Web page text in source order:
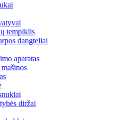
tempiklis
dangteliai
aparatas
diržai